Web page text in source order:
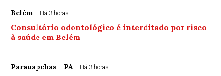
Belém Há 3 horas
Consultório odontológico é interditado por risco
à saúde em Belém
Parauapebas - PA Há 3 horas